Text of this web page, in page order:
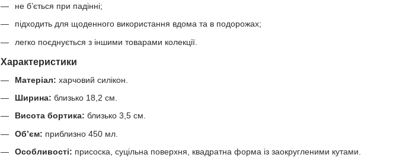
не б’ється при падінні;
підходить для щоденного використання вдома та в подорожах;
легко поєднується з іншими товарами колекції.
Характеристики
Матеріал: харчовий силікон.
Ширина: близько 18,2 см.
Висота бортика: близько 3,5 см.
Об’єм: приблизно 450 мл.
Особливості: присоска, суцільна поверхня, квадратна форма із заокругленими кутами.